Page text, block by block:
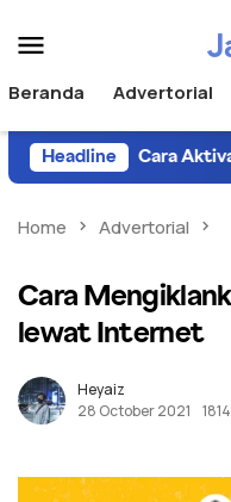
Beranda Advertorial
HeadlineCara Aktivasi
Home Advertorial
Cara
lewat Internet
Heyaiz
28 October 2021